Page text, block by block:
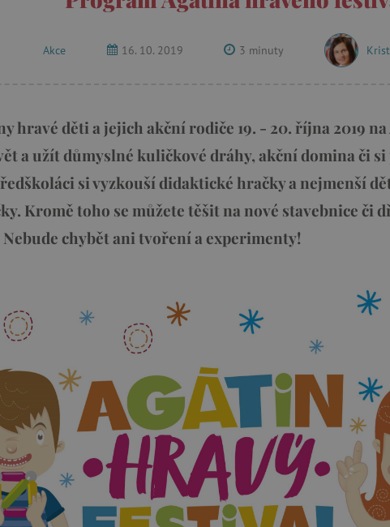
Akce 16. 10. 2019 3 minuty
hravé děti a jejich akční rodiče 19. - 20. října 2019
a užít důmyslné kuličkové dráhy, akční domina či
si vyzkouší didaktické hračky a nejmenší
Kromě toho se můžete těšit na nové stavebnice či
chybět ani tvoření a experimenty!